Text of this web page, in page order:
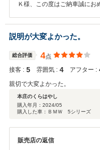
Ｋ様、この度はご納車誠にお
ートさせて頂きますのでこれ
説明が大変よかった。
総合評価 4点
接客 : 5 雰囲気 : 4 アフター :
親切で大変よかった。
本庄のくらはやし
購入年月： 2024/05
購入した車：ＢＭＷ 5シリーズ
販売店の返信